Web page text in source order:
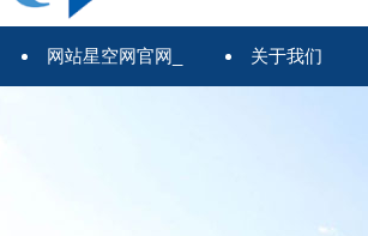
网站星空网官网_ 关于我们